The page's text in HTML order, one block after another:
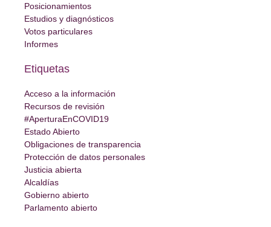
Posicionamientos
Estudios y diagnósticos
Votos particulares
Informes
Etiquetas
Acceso a la información
Recursos de revisión
#AperturaEnCOVID19
Estado Abierto
Obligaciones de transparencia
Protección de datos personales
Justicia abierta
Alcaldías
Gobierno abierto
Parlamento abierto